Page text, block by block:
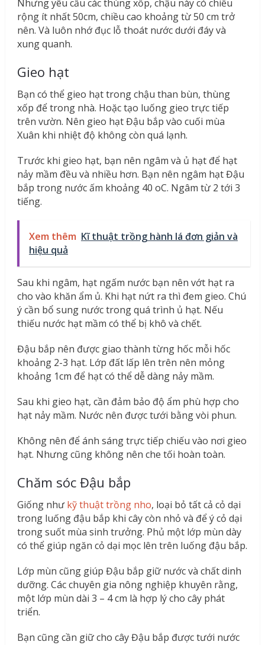
Nhưng yêu cầu các thùng xốp, chậu này có chiều
rộng ít nhất 50cm, chiều cao khoảng từ 50 cm trở
nên. Và luôn nhớ đục lỗ thoát nước dưới đáy và
xung quanh.
Gieo hạt
Bạn có thể gieo hạt trong chậu than bùn, thùng
xốp để trong nhà. Hoặc tạo luống gieo trực tiếp
trên vườn. Nên gieo hạt Đậu bắp vào cuối mùa
Xuân khi nhiệt độ không còn quá lạnh.
Trước khi gieo hạt, bạn nên ngâm và ủ hạt để hạt
nảy mầm đều và nhiều hơn. Bạn nên ngâm hạt Đậu
bắp trong nước ấm khoảng 40 oC. Ngâm từ 2 tới 3
tiếng.
Xem thêm Kĩ thuật trồng hành lá đơn giản và
hiệu quả
Sau khi ngâm, hạt ngấm nước bạn nên vớt hạt ra
cho vào khăn ẩm ủ. Khi hạt nứt ra thì đem gieo. Chú
ý cần bổ sung nước trong quá trình ủ hạt. Nếu
thiếu nước hạt mầm có thể bị khô và chết.
Đậu bắp nên được giao thành từng hốc mỗi hốc
khoảng 2-3 hạt. Lớp đất lấp lên trên nên mỏng
khoảng 1cm để hạt có thể dễ dàng nảy mầm.
Sau khi gieo hạt, cần đảm bảo độ ẩm phù hợp cho
hạt nảy mầm. Nước nên được tưới bằng vòi phun.
Không nên để ánh sáng trực tiếp chiếu vào nơi gieo
hạt. Nhưng cũng không nên che tối hoàn toàn.
Chăm sóc Đậu bắp
Giống như kỹ thuật trồng nho, loại bỏ tất cả cỏ dại
trong luống đậu bắp khi cây còn nhỏ và để ý cỏ dại
trong suốt mùa sinh trưởng. Phủ một lớp mùn dày
có thể giúp ngăn cỏ dại mọc lên trên luống đậu bắp.
Lớp mùn cũng giúp Đậu bắp giữ nước và chất dinh
dưỡng. Các chuyên gia nông nghiệp khuyên rằng,
một lớp mùn dài 3 – 4 cm là hợp lý cho cây phát
triển.
Bạn cũng cần giữ cho cây Đậu bắp được tưới nước